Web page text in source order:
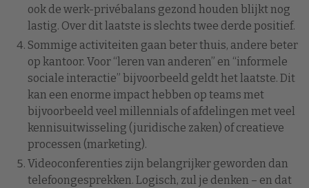
ook de werk-privébalans gezond houden blijkt nog
lastig. Over dit laatste is slechts twee derde positief.
Sommige activiteiten gaan beter thuis, andere beter
op kantoor. Voor “leren van anderen” en “informele
sociale interactie” bijvoorbeeld geldt het laatste. Dit
kan een enorme impact hebben op teams met
bijvoorbeeld veel millennials of afdelingen met veel
kennisuitwisseling (juridische zaken) of creatieve
processen (marketing).
Videoconferenties zijn belangrijker geworden dan
telefoongesprekken. Logisch, zul je denken – en dat